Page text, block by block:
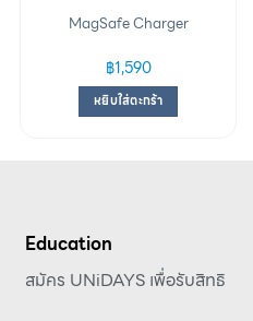
MagSafe Charger
฿1,590
หยิบใส่ตะกร้า
Education
สมัคร UNiDAYS เพื่อรับสิทธิ